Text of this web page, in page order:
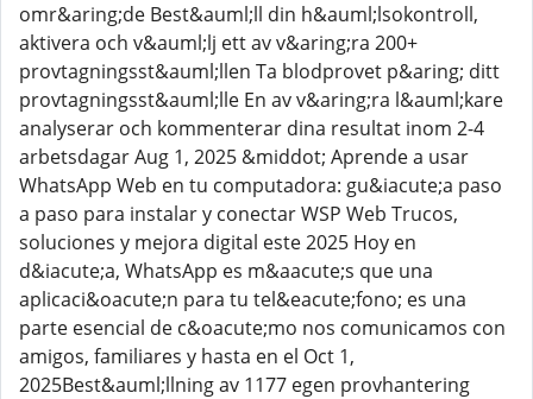
omr&aring;de Best&auml;ll din h&auml;lsokontroll,
aktivera och v&auml;lj ett av v&aring;ra 200+
provtagningsst&auml;llen Ta blodprovet p&aring; ditt
provtagningsst&auml;lle En av v&aring;ra l&auml;kare
analyserar och kommenterar dina resultat inom 2-4
arbetsdagar Aug 1, 2025 &middot; Aprende a usar
WhatsApp Web en tu computadora: gu&iacute;a paso
a paso para instalar y conectar WSP Web Trucos,
soluciones y mejora digital este 2025 Hoy en
d&iacute;a, WhatsApp es m&aacute;s que una
aplicaci&oacute;n para tu tel&eacute;fono; es una
parte esencial de c&oacute;mo nos comunicamos con
amigos, familiares y hasta en el Oct 1,
2025Best&auml;llning av 1177 egen provhantering